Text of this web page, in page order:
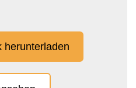
herunterladen